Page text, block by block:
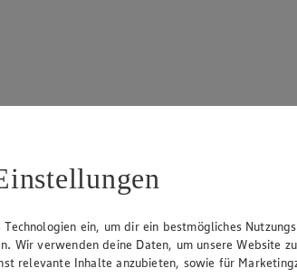
ein, um dir ein bestmögliches
Wir verwenden deine Daten, um unsere Website zu
relevante Inhalte anzubieten, sowie für